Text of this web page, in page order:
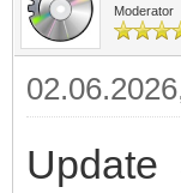
Moderator
Update